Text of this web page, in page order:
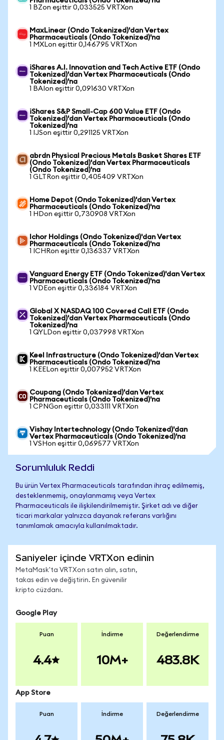
1 BZon eşittir 0,033525 VRTXon
MaxLinear (Ondo Tokenized)'dan Vertex
Pharmaceuticals (Ondo Tokenized)'na
1 MXLon eşittir 0,146795 VRTXon
iShares A.I. Innovation and Tech Active ETF (Ondo
Tokenized)'dan Vertex Pharmaceuticals (Ondo
Tokenized)'na
1 BAIon eşittir 0,091630 VRTXon
iShares S&P Small-Cap 600 Value ETF (Ondo
Tokenized)'dan Vertex Pharmaceuticals (Ondo
Tokenized)'na
1 IJSon eşittir 0,291125 VRTXon
abrdn Physical Precious Metals Basket Shares ETF
(Ondo Tokenized)'dan Vertex Pharmaceuticals
(Ondo Tokenized)'na
1 GLTRon eşittir 0,405409 VRTXon
Home Depot (Ondo Tokenized)'dan Vertex
Pharmaceuticals (Ondo Tokenized)'na
1 HDon eşittir 0,730908 VRTXon
Ichor Holdings (Ondo Tokenized)'dan Vertex
Pharmaceuticals (Ondo Tokenized)'na
1 ICHRon eşittir 0,136337 VRTXon
Vanguard Energy ETF (Ondo Tokenized)'dan Vertex
Pharmaceuticals (Ondo Tokenized)'na
1 VDEon eşittir 0,336184 VRTXon
Global X NASDAQ 100 Covered Call ETF (Ondo
Tokenized)'dan Vertex Pharmaceuticals (Ondo
Tokenized)'na
1 QYLDon eşittir 0,037998 VRTXon
Keel Infrastructure (Ondo Tokenized)'dan Vertex
Pharmaceuticals (Ondo Tokenized)'na
1 KEELon eşittir 0,007952 VRTXon
Coupang (Ondo Tokenized)'dan Vertex
Pharmaceuticals (Ondo Tokenized)'na
1 CPNGon eşittir 0,033111 VRTXon
Vishay Intertechnology (Ondo Tokenized)'dan
Vertex Pharmaceuticals (Ondo Tokenized)'na
1 VSHon eşittir 0,069577 VRTXon
Sorumluluk Reddi
Bu ürün Vertex Pharmaceuticals tarafından ihraç edilmemiş,
desteklenmemiş, onaylanmamış veya Vertex
Pharmaceuticals ile ilişkilendirilmemiştir. Şirket adı ve diğer
ticari markalar yalnızca dayanak referans varlığını
tanımlamak amacıyla kullanılmaktadır.
Saniyeler içinde VRTXon edinin
MetaMask'ta VRTXon satın alın, satın,
takas edin ve değiştirin. En güvenilir
kripto cüzdanı.
Google Play
Puan
4.4
İndirme
10M+
Değerlendirme
483.8K
App Store
Puan İndirme Değerlendirme